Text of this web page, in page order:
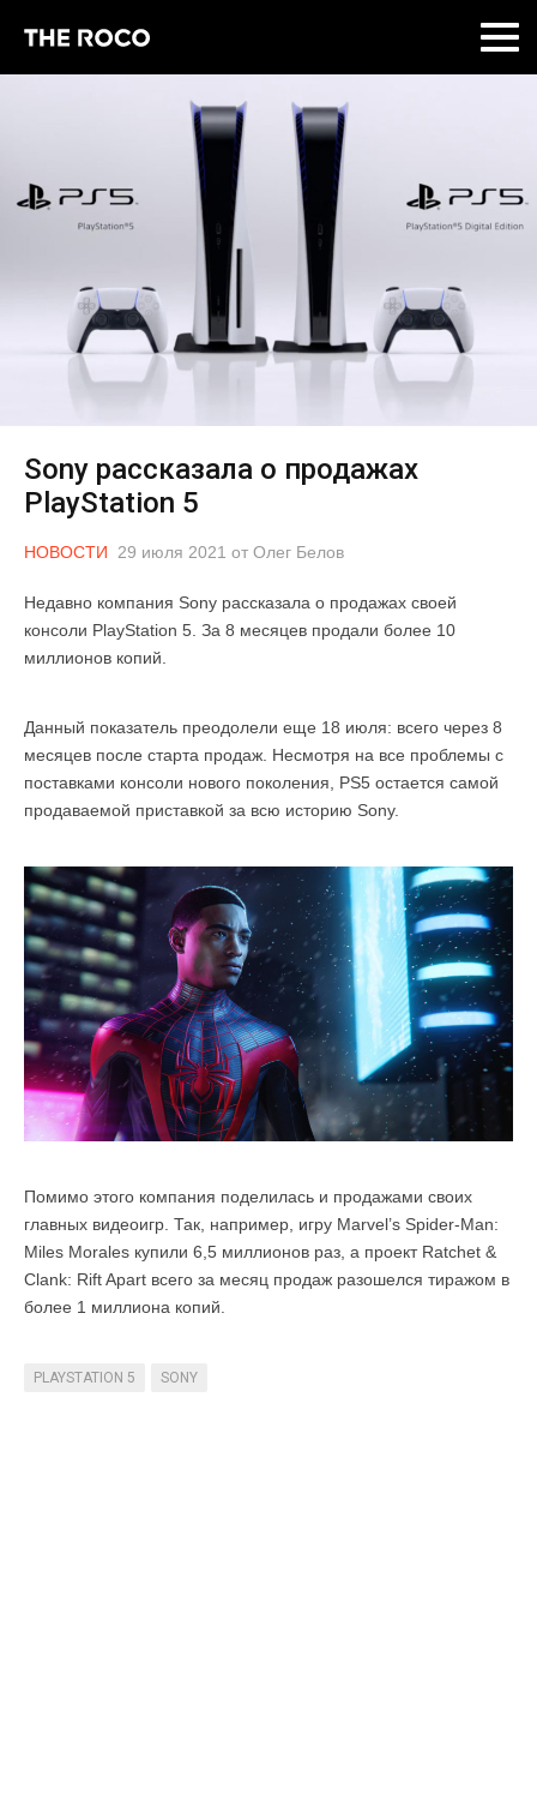
Sony рассказала о продажах
PlayStation 5
НОВОСТИ 29 июля 2021 от Олег Белов
Недавно компания Sony рассказала о продажах своей
консоли PlayStation 5. За 8 месяцев продали более 10
миллионов копий.
Данный показатель преодолели еще 18 июля: всего через 8
месяцев после старта продаж. Несмотря на все проблемы с
поставками консоли нового поколения, PS5 остается самой
продаваемой приставкой за всю историю Sony.
Помимо этого компания поделилась и продажами своих
главных видеоигр. Так, например, игру Marvel’s Spider-Man:
Miles Morales купили 6,5 миллионов раз, а проект Ratchet &
Clank: Rift Apart всего за месяц продаж разошелся тиражом в
более 1 миллиона копий.
PLAYSTATION 5 SONY